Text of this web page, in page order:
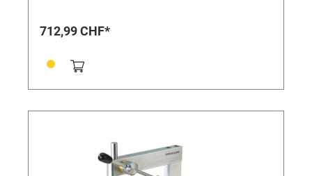
Die Platten sind auf Rockwell 60 gehärtet und eignen
sich daher zum Glätten von Nichteisen-
und Gold. Der Planierhammer ist 540 mm hoch und
wiegt 21,6 kg. Maße: ca. 540 (H) x 220 (L) x 140mm
Durchmesser der oberen Platte ca. 80mm
712,99 CHF*